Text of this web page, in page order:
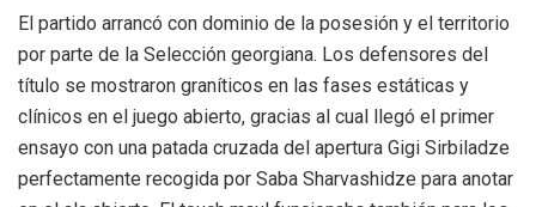
El partido arrancó con dominio de la posesión y el territorio
por parte de la Selección georgiana. Los defensores del
título se mostraron graníticos en las fases estáticas y
clínicos en el juego abierto, gracias al cual llegó el primer
ensayo con una patada cruzada del apertura Gigi Sirbiladze
perfectamente recogida por Saba Sharvashidze para anotar